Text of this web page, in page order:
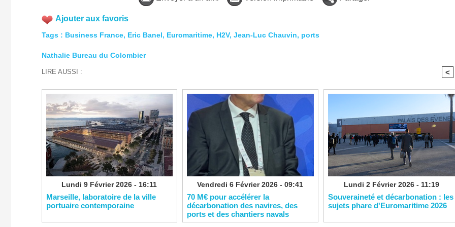
Ajouter aux favoris
Tags: Business France, Eric Banel, Euromaritime, H2V, Jean-Luc Chauvin, ports
Nathalie Bureau du Colombier
LIRE AUSSI : <
Lundi 9 Février 2026 - 16:11
​Marseille, laboratoire de la ville
portuaire contemporaine
Vendredi 6 Février 2026 - 09:41
​70 M€ pour accélérer la
décarbonation des navires, des
ports et des chantiers navals
Lundi 2 Février 2026 - 11:19
Souveraineté et décarbonation : les
sujets phare d'Euromaritime 2026